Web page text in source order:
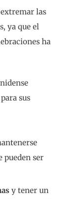
extremar las
ya que el
ha
para sus
pueden ser
y tener un